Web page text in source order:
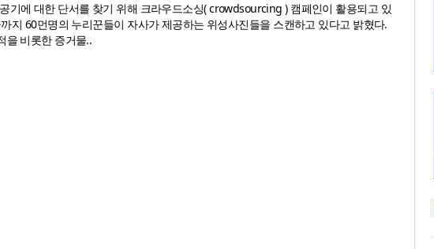
기에 대한 단서를 찾기 위해 크라우드소싱( crowdsourcing ) 캠페인이 활용되고 있
지 60먼명의 누리꾼들이 자사가 제공하는 위성사진들을 스캔하고 있다고 밝혔다.
을 비롯한 증거물..